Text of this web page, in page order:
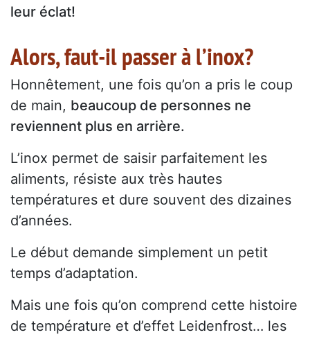
leur éclat!
Alors, faut-il passer à l’inox?
Honnêtement, une fois qu’on a pris le coup
de main, beaucoup de personnes ne
reviennent plus en arrière.
L’inox permet de saisir parfaitement les
aliments, résiste aux très hautes
températures et dure souvent des dizaines
d’années.
Le début demande simplement un petit
temps d’adaptation.
Mais une fois qu’on comprend cette histoire
de température et d’effet Leidenfrost… les